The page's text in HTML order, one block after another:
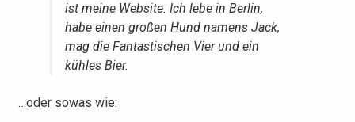
ist meine Website. Ich lebe in Berlin,
habe einen großen Hund namens Jack,
mag die Fantastischen Vier und ein
kühles Bier.
…oder sowas wie: